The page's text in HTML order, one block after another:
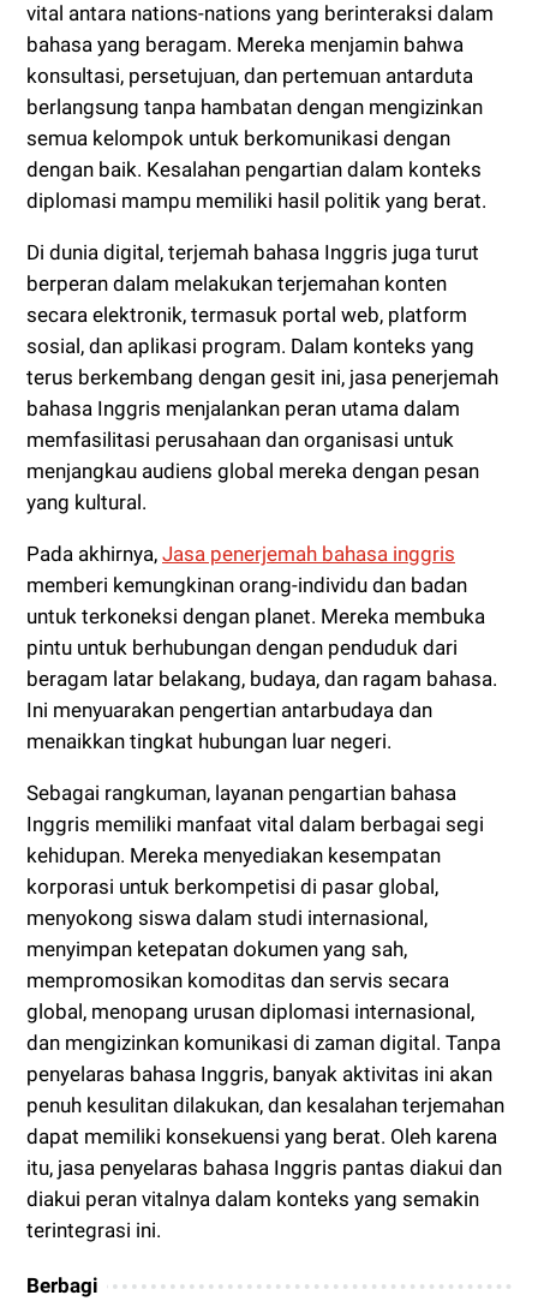
vital antara nations-nations yang berinteraksi dalam
bahasa yang beragam. Mereka menjamin bahwa
konsultasi, persetujuan, dan pertemuan antarduta
berlangsung tanpa hambatan dengan mengizinkan
semua kelompok untuk berkomunikasi dengan
dengan baik. Kesalahan pengartian dalam konteks
diplomasi mampu memiliki hasil politik yang berat.
Di dunia digital, terjemah bahasa Inggris juga turut
berperan dalam melakukan terjemahan konten
secara elektronik, termasuk portal web, platform
sosial, dan aplikasi program. Dalam konteks yang
terus berkembang dengan gesit ini, jasa penerjemah
bahasa Inggris menjalankan peran utama dalam
memfasilitasi perusahaan dan organisasi untuk
menjangkau audiens global mereka dengan pesan
yang kultural.
Pada akhirnya, Jasa penerjemah bahasa inggris
memberi kemungkinan orang-individu dan badan
untuk terkoneksi dengan planet. Mereka membuka
pintu untuk berhubungan dengan penduduk dari
beragam latar belakang, budaya, dan ragam bahasa.
Ini menyuarakan pengertian antarbudaya dan
menaikkan tingkat hubungan luar negeri.
Sebagai rangkuman, layanan pengartian bahasa
Inggris memiliki manfaat vital dalam berbagai segi
kehidupan. Mereka menyediakan kesempatan
korporasi untuk berkompetisi di pasar global,
menyokong siswa dalam studi internasional,
menyimpan ketepatan dokumen yang sah,
mempromosikan komoditas dan servis secara
global, menopang urusan diplomasi internasional,
dan mengizinkan komunikasi di zaman digital. Tanpa
penyelaras bahasa Inggris, banyak aktivitas ini akan
penuh kesulitan dilakukan, dan kesalahan terjemahan
dapat memiliki konsekuensi yang berat. Oleh karena
itu, jasa penyelaras bahasa Inggris pantas diakui dan
diakui peran vitalnya dalam konteks yang semakin
terintegrasi ini.
Berbagi